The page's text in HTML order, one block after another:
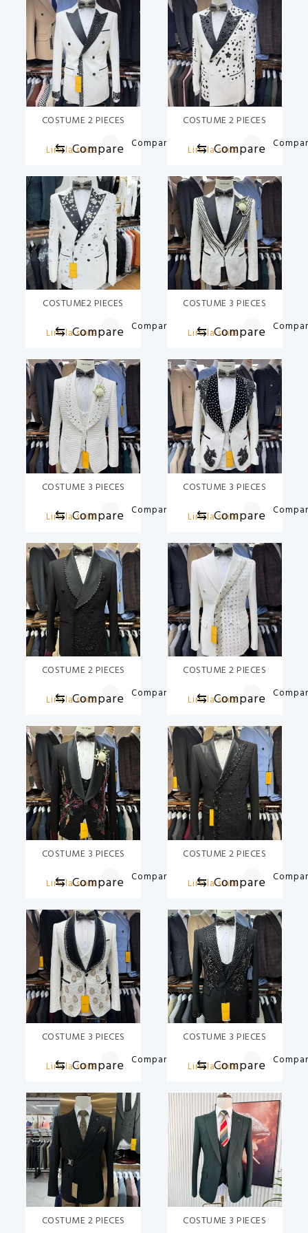
COSTUME 2 PIECES
Lire la suite
⇆ Compare Compare
COSTUME 2 PIECES
Lire la suite
⇆ Compare
COSTUME2 PIECES
Lire la suite
⇆ Compare Compare
COSTUME 3 PIECES
Lire la suite
⇆ Compare
COSTUME 3 PIECES
Lire la suite
⇆ Compare Compare
COSTUME 3 PIECES
Lire la suite
⇆ Compare
COSTUME 2 PIECES
Lire la suite
⇆ Compare Compare
COSTUME 2 PIECES
Lire la suite
⇆ Compare
COSTUME 3 PIECES
Lire la suite
⇆ Compare Compare
COSTUME 2 PIECES
Lire la suite
⇆ Compare
COSTUME 3 PIECES
Lire la suite
⇆ Compare Compare
COSTUME 3 PIECES
Lire la suite
⇆ Compare
COSTUME 2 PIECES COSTUME 3 PIECES